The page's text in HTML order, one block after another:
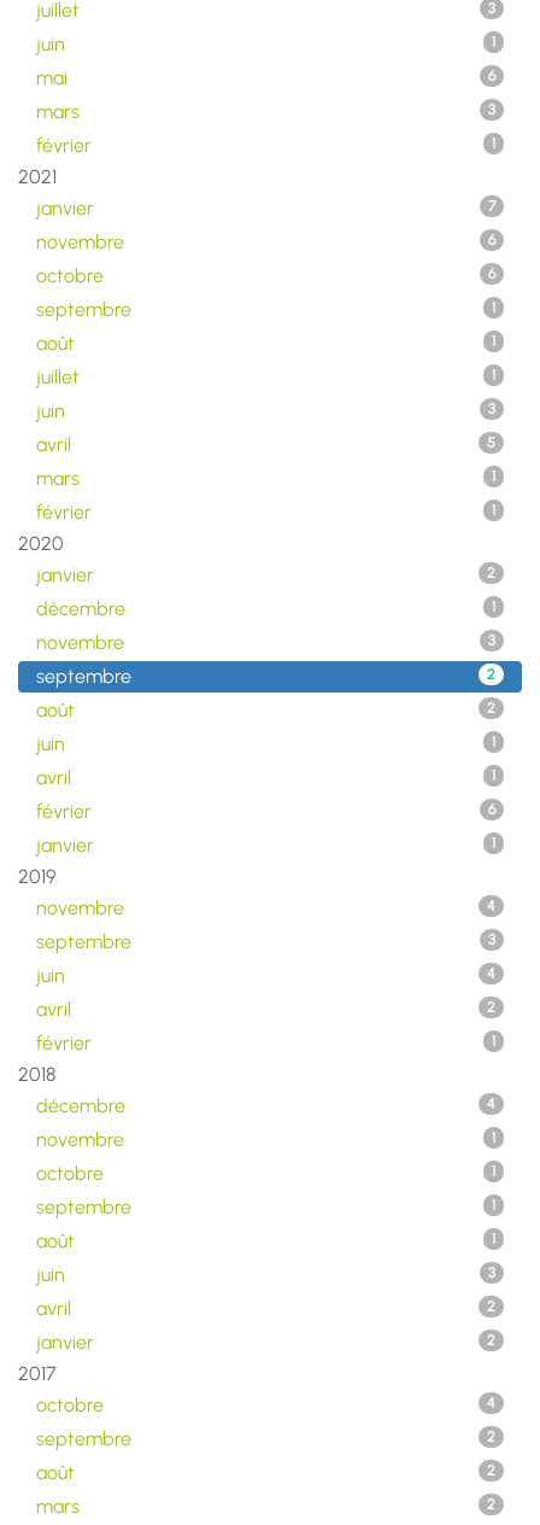
juillet 3
juin 1
mai 6
mars 3
février 1
2021
janvier
7
novembre 6
octobre 6
septembre 1
août 1
juillet 1
juin 3
avril 5
mars 1
février 1
2020
janvier
2
décembre 1
novembre 3
septembre 2
août 2
juin 1
avril 1
février 6
janvier 1
2019
novembre
4
septembre 3
juin 4
avril 2
février 1
2018
décembre
4
novembre 1
octobre 1
septembre 1
août 1
juin 3
avril 2
janvier 2
2017
octobre
4
septembre 2
août 2
mars 2